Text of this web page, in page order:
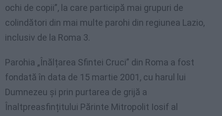
ochi de copii”, la care participă mai grupuri de
colindători din mai multe parohi din regiunea Lazio,
inclusiv de la Roma 3.
Parohia „Înălțarea Sfintei Cruci” din Roma a fost
fondată în data de 15 martie 2001, cu harul lui
Dumnezeu și prin purtarea de grijă a
Înaltpreasfințitului Părinte Mitropolit Iosif al